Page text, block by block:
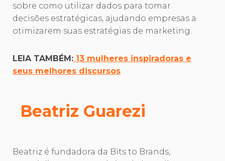
sobre como utilizar dados para tomar
decisões estratégicas, ajudando empresas a
otimizarem suas estratégias de marketing.
LEIA TAMBÉM: 13 mulheres inspiradoras e
seus melhores discursos
Beatriz Guarezi
Beatriz é fundadora da Bits to Brands,